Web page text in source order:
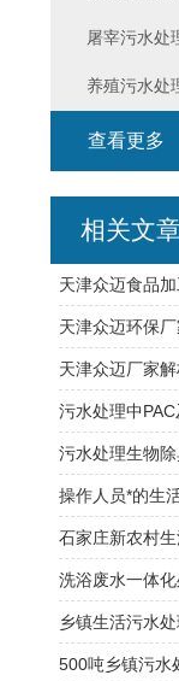
屠宰污水处
养殖污水处
查看更多
相关文
天津众迈食品
污水处理生物
操作人员*的生
石家庄新农村
洗浴废水一体
乡镇生活污水
500吨乡镇污水